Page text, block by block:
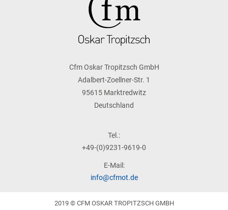
Cfm Oskar Tropitzsch GmbH
Adalbert-Zoellner-Str. 1
95615 Marktredwitz
Deutschland
Tel.:
+49-(0)9231-9619-0
E-Mail:
info@cfmot.de
2019 © CFM OSKAR TROPITZSCH GMBH